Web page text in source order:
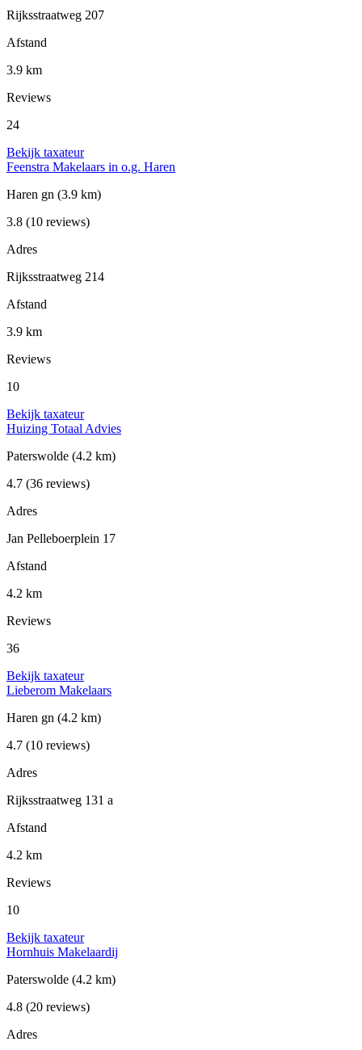
Rijksstraatweg 207
Afstand
3.9 km
Reviews
24
Bekijk taxateur
Feenstra Makelaars in o.g. Haren
Haren gn (3.9 km)
3.8 (10 reviews)
Adres
Rijksstraatweg 214
Afstand
3.9 km
Reviews
10
Bekijk taxateur
Huizing Totaal Advies
Paterswolde (4.2 km)
4.7 (36 reviews)
Adres
Jan Pelleboerplein 17
Afstand
4.2 km
Reviews
36
Bekijk taxateur
Lieberom Makelaars
Haren gn (4.2 km)
4.7 (10 reviews)
Adres
Rijksstraatweg 131 a
Afstand
4.2 km
Reviews
10
Bekijk taxateur
Hornhuis Makelaardij
Paterswolde (4.2 km)
4.8 (20 reviews)
Adres